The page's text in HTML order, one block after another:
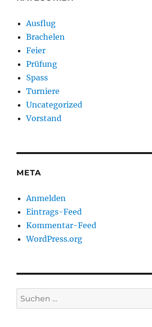
Ausflug
Brachelen
Feier
Prüfung
Spass
Turniere
Uncategorized
Vorstand
META
Anmelden
Eintrags-Feed
Kommentar-Feed
WordPress.org
Suchen
nach: